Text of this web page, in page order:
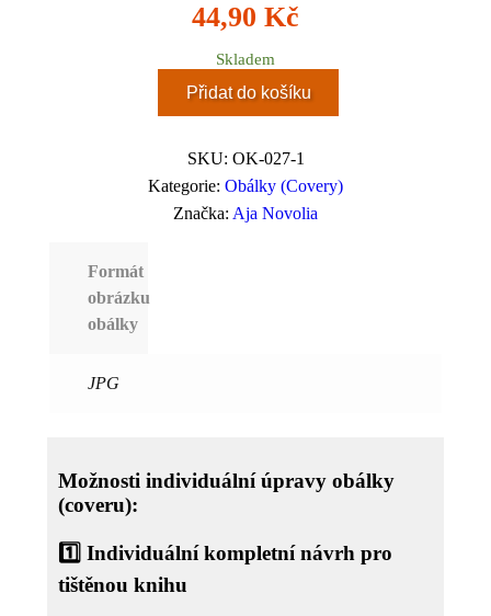
44,90 Kč
Skladem
Přidat do košíku
SKU: OK-027-1
Kategorie: Obálky (Covery)
Značka: Aja Novolia
Formát
obrázku
obálky
JPG
Možnosti individuální úpravy obálky
(coveru):
1️⃣ Individuální kompletní návrh pro
tištěnou knihu